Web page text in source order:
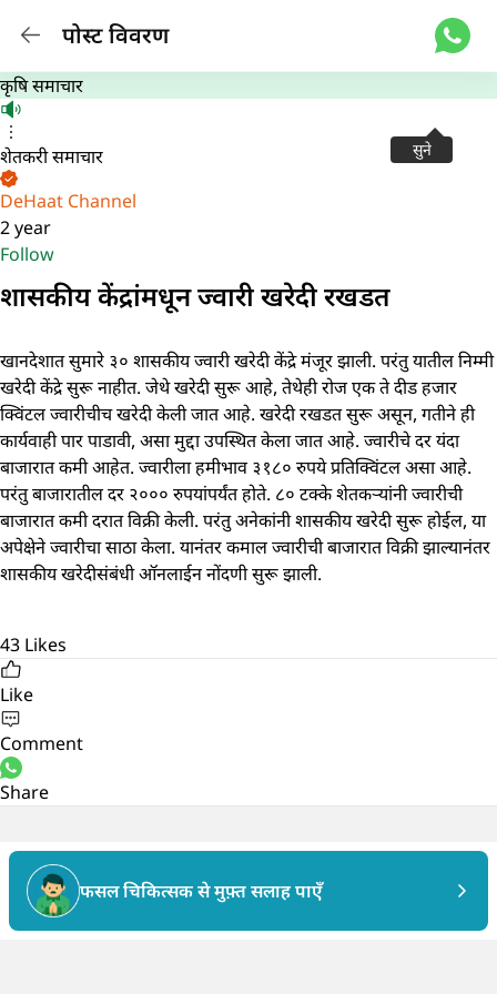
पोस्ट विवरण
सुने
कृषि समाचार
शेतकरी समाचार
DeHaat Channel
2 year
Follow
शासकीय केंद्रांमधून ज्वारी खरेदी रखडत
खानदेशात सुमारे ३० शासकीय ज्वारी खरेदी केंद्रे मंजूर झाली. परंतु यातील निम्मी
खरेदी केंद्रे सुरू नाहीत. जेथे खरेदी सुरू आहे, तेथेही रोज एक ते दीड हजार
क्विंटल ज्वारीचीच खरेदी केली जात आहे. खरेदी रखडत सुरू असून, गतीने ही
कार्यवाही पार पाडावी, असा मुद्दा उपस्थित केला जात आहे. ज्वारीचे दर यंदा
बाजारात कमी आहेत. ज्वारीला हमीभाव ३१८० रुपये प्रतिक्विंटल असा आहे.
परंतु बाजारातील दर २००० रुपयांपर्यंत होते. ८० टक्के शेतकऱ्यांनी ज्वारीची
बाजारात कमी दरात विक्री केली. परंतु अनेकांनी शासकीय खरेदी सुरू होईल, या
अपेक्षेने ज्वारीचा साठा केला. यानंतर कमाल ज्वारीची बाजारात विक्री झाल्यानंतर
शासकीय खरेदीसंबंधी ऑनलाईन नोंदणी सुरू झाली.
43 Likes
Like
Comment
Share
फसल चिकित्सक से मुफ़्त सलाह पाएँ